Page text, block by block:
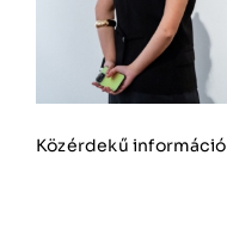
Közérdekű információ